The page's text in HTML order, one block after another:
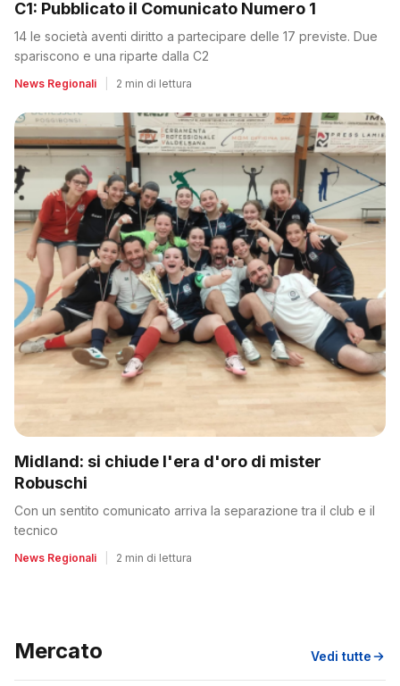
C1: Pubblicato il Comunicato Numero 1
14 le società aventi diritto a partecipare delle 17 previste. Due
spariscono e una riparte dalla C2
News Regionali 2 min di lettura
Midland: si chiude l'era d'oro di mister
Robuschi
Con un sentito comunicato arriva la separazione tra il club e il
tecnico
News Regionali 2 min di lettura
Mercato Vedi tutte